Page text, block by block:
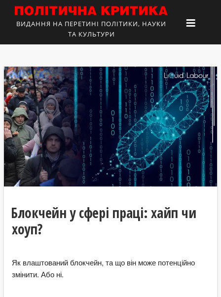
ВИДАННЯ НА ПЕРЕТИНІ ПОЛІТИКИ, НАУКИ
ТА КУЛЬТУРИ
Блокчейн у сфері праці: хайп чи
хоуп?
Як влаштований блокчейн, та що він може потенційно
змінити. Або ні.